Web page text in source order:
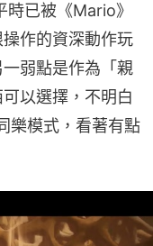
已被《Mario》
作的資深動作玩
弱點是作為「親
以選擇，不明白
樂模式，看著有點